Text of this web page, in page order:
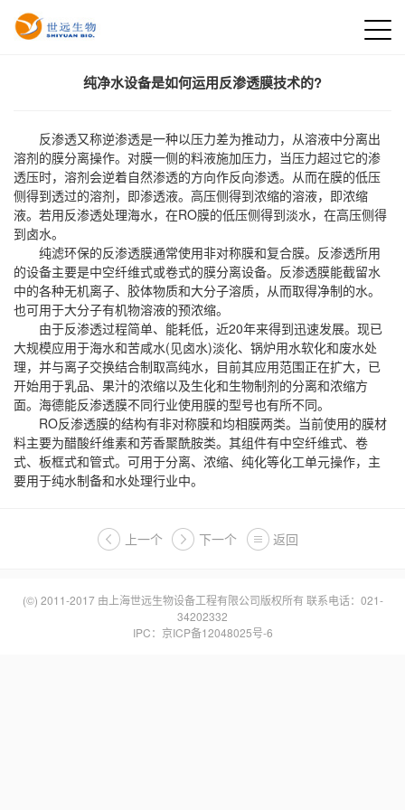
纯净水设备是如何运用反渗透膜技术的?
反渗透又称逆渗透是一种以压力差为推动力，从溶液中分离出
溶剂的膜分离操作。对膜一侧的料液施加压力，当压力超过它的渗
透压时，溶剂会逆着自然渗透的方向作反向渗透。从而在膜的低压
侧得到透过的溶剂，即渗透液。高压侧得到浓缩的溶液，即浓缩
液。若用反渗透处理海水，在RO膜的低压侧得到淡水，在高压侧得
到卤水。
纯滤环保的反渗透膜通常使用非对称膜和复合膜。反渗透所用
的设备主要是中空纤维式或卷式的膜分离设备。反渗透膜能截留水
中的各种无机离子、胶体物质和大分子溶质，从而取得净制的水。
也可用于大分子有机物溶液的预浓缩。
由于反渗透过程简单、能耗低，近20年来得到迅速发展。现已
大规模应用于海水和苦咸水(见卤水)淡化、锅炉用水软化和废水处
理，并与离子交换结合制取高纯水，目前其应用范围正在扩大，已
开始用于乳品、果汁的浓缩以及生化和生物制剂的分离和浓缩方
面。海德能反渗透膜不同行业使用膜的型号也有所不同。
RO反渗透膜的结构有非对称膜和均相膜两类。当前使用的膜材
料主要为醋酸纤维素和芳香聚酰胺类。其组件有中空纤维式、卷
式、板框式和管式。可用于分离、浓缩、纯化等化工单元操作，主
要用于纯水制备和水处理行业中。
上一个 下一个 返回
(©) 2011-2017 由 上海世远生物设备工程有限公司版权所有 联系电话：021-
34202332
IPC： 京ICP备12048025号-6